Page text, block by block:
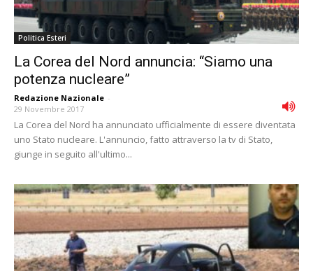
Politica Esteri
La Corea del Nord annuncia: “Siamo una
potenza nucleare”
Redazione Nazionale -
29 Novembre 2017
La Corea del Nord ha annunciato ufficialmente di essere diventata
uno Stato nucleare. L'annuncio, fatto attraverso la tv di Stato,
giunge in seguito all'ultimo...